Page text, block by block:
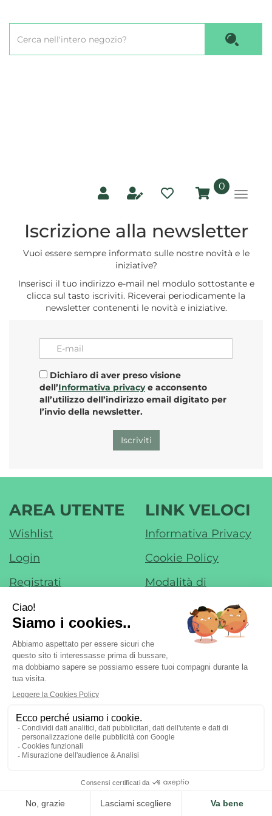
principale
Prodotto
0prodotti
inseriti
Iscrizione alla newsletter
Vuoi essere sempre informato sulle nostre novità e le
iniziative?
Inserisci il tuo indirizzo e-mail nel modulo sottostante e
clicca sul tasto iscriviti. Riceverai periodicamente la
newsletter contenenti le novità e iniziative.
E-mail
Dichiaro di aver preso visione
dell’Informativa privacye acconsento
all’utilizzo dell’indirizzo email digitato per
l’invio della newsletter.
AREA UTENTE
Wishlist
Login
Registrati
Contatti
Iscrizione alla
Newsletter
LINK VELOCI
Informativa Privacy
Cookie Policy
Modalità di
Modalità di
Spedizione e Ritiro
Condizioni di Vendita
Farmacia di Liscate sas - Dr. F. Nobile &
C.
- Via IV Novembre, 22 20060 Liscate (MI)
ordini@margheritafarmaweb.it
Powered byPrenofa Web Design Fulcri srl